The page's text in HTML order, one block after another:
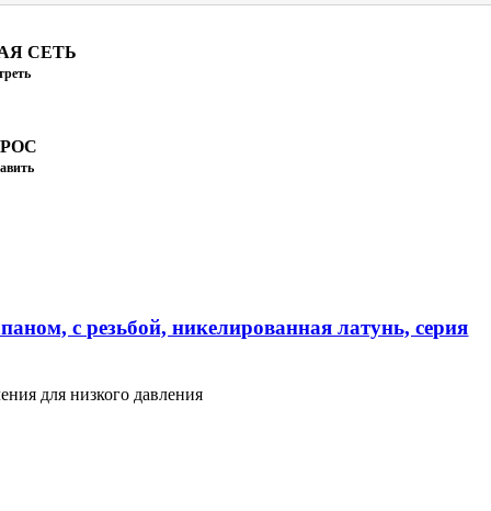
СЕТЬ
с резьбой, никелированная латунь, серия
для низкого давления